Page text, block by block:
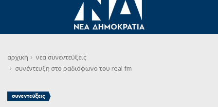
αρχική νεα συνεντεύξεις
συνέντευξη στο ραδιόφωνο του real fm
συνεντεύξεις